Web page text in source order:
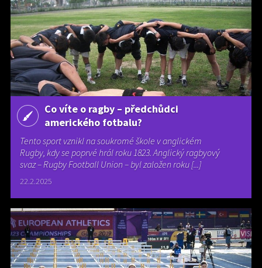
Co víte o ragby – předchůdci
amerického fotbalu?
Tento sport vznikl na soukromé škole v anglickém
Rugby, kdy se poprvé hrál roku 1823. Anglický ragbyový
svaz – Rugby Football Union – byl založen roku [...]
22.2.2025